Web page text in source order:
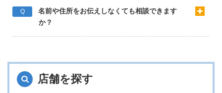
Q
名前や住所をお伝えしなくても相談できます
か？
店舗を探す